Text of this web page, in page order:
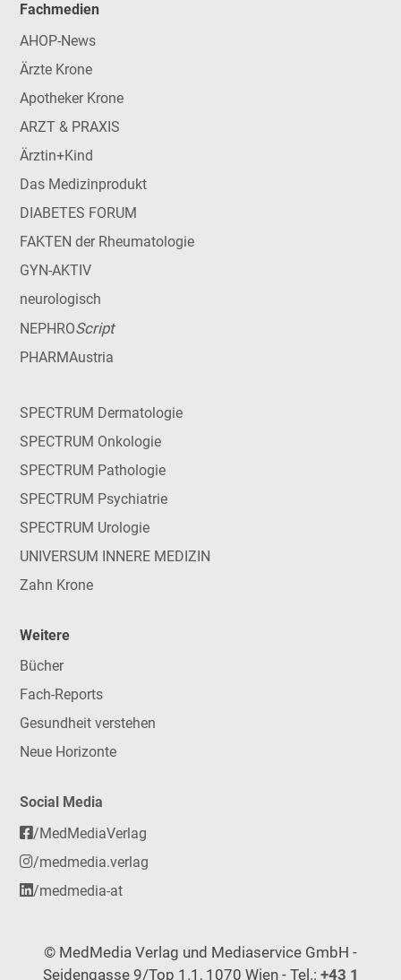
Fachmedien
AHOP-News
Ärzte Krone
Apotheker Krone
ARZT & PRAXIS
Ärztin+Kind
Das Medizinprodukt
DIABETES FORUM
FAKTEN der Rheumatologie
GYN-AKTIV
neurologisch
NEPHROScript
PHARMAustria
SPECTRUM Dermatologie
SPECTRUM Onkologie
SPECTRUM Pathologie
SPECTRUM Psychiatrie
SPECTRUM Urologie
UNIVERSUM INNERE MEDIZIN
Zahn Krone
Weitere
Bücher
Fach-Reports
Gesundheit verstehen
Neue Horizonte
Social Media
/MedMediaVerlag
/medmedia.verlag
/medmedia-at
© MedMedia Verlag und Mediaservice GmbH -
Seidengasse 9/Top 1.1, 1070 Wien - Tel.: +43 1